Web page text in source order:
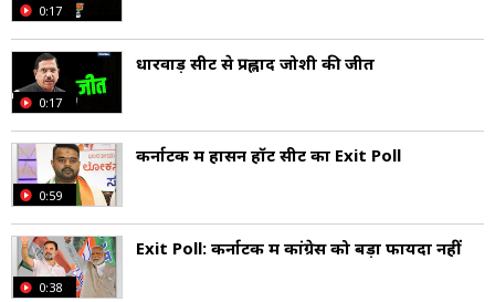
0:17
0:17
धारवाड़ सीट से प्रह्लाद जोशी की जीत
0:59
कर्नाटक में हासन हॉट सीट का Exit Poll
0:38
Exit Poll: कर्नाटक में कांग्रेस को बड़ा फायदा नहीं